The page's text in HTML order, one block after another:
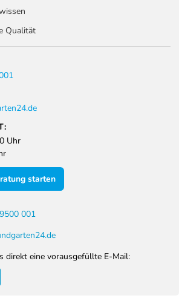
Qualität
Uhr
starten
001
direkt eine vorausgefüllte E-Mail: